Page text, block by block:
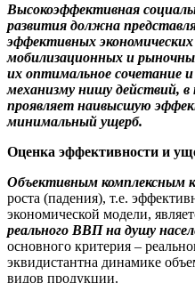
Высокоэффективная
развития должна
эффективных
мобилизационных и
их оптимальное сочетание
механизму нишу действий,
проявляет наивысшую
минимальный ущерб.
Оценка эффективности и
Объективным комплексным
роста (падения), т.е.
экономической модели,
реального ВВП на душу
основного критерия –
эквидистантна динамике
видов продукции.